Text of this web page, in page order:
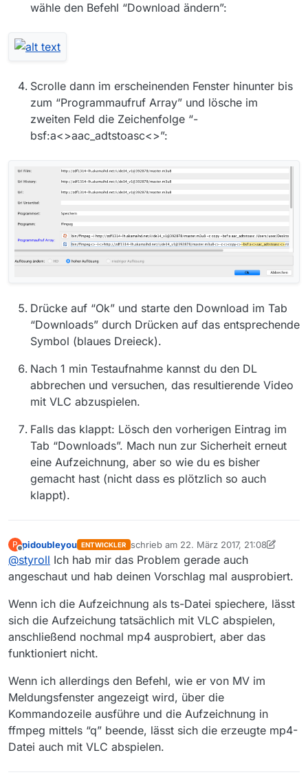
wähle den Befehl “Download ändern”:
Scrolle dann im erscheinenden Fenster hinunter bis
zum “Programmaufruf Array” und lösche im
zweiten Feld die Zeichenfolge “-
bsf:a<>aac_adtstoasc<>”:
Drücke auf “Ok” und starte den Download im Tab
“Downloads” durch Drücken auf das entsprechende
Symbol (blaues Dreieck).
Nach 1 min Testaufnahme kannst du den DL
abbrechen und versuchen, das resultierende Video
mit VLC abzuspielen.
Falls das klappt: Lösch den vorherigen Eintrag im
Tab “Downloads”. Mach nun zur Sicherheit erneut
eine Aufzeichnung, aber so wie du es bisher
gemacht hast (nicht dass es plötzlich so auch
klappt).
P
Offline
pidoubleyou ENTWICKLER schrieb am 22. März 2017, 21:08
zuletzt editiert von pidoubleyou
@styroll Ich hab mir das Problem gerade auch
angeschaut und hab deinen Vorschlag mal ausprobiert.
Wenn ich die Aufzeichnung als ts-Datei spiechere, lässt
sich die Aufzeichung tatsächlich mit VLC abspielen,
anschließend nochmal mp4 ausprobiert, aber das
funktioniert nicht.
Wenn ich allerdings den Befehl, wie er von MV im
Meldungsfenster angezeigt wird, über die
Kommandozeile ausführe und die Aufzeichnung in
ffmpeg mittels “q” beende, lässt sich die erzeugte mp4-
Datei auch mit VLC abspielen.